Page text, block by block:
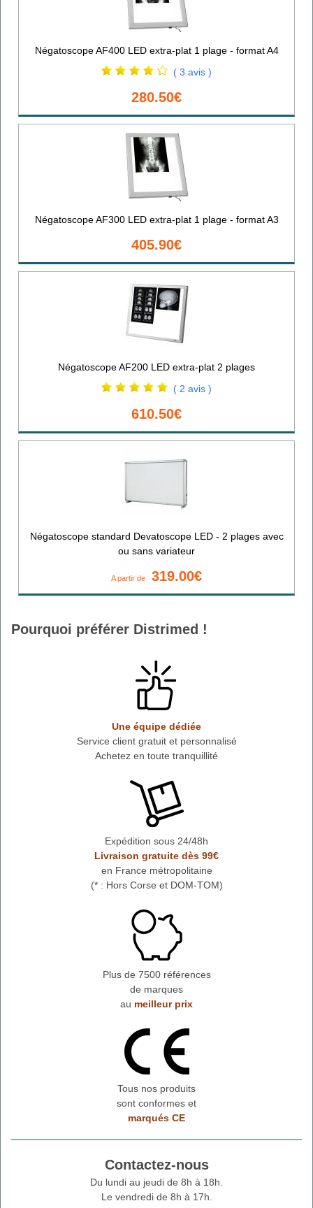
Négatoscope AF400 LED extra-plat 1 plage - format A4
( 3 avis )
280.50€
Négatoscope AF300 LED extra-plat 1 plage - format A3
405.90€
Négatoscope AF200 LED extra-plat 2 plages
( 2 avis )
610.50€
Négatoscope standard Devatoscope LED - 2 plages avec
ou sans variateur
A partir de 319.00€
Pourquoi préférer Distrimed !
Une équipe dédiée
Service client gratuit et personnalisé
Achetez en toute tranquillité
Expédition sous 24/48h
Livraison gratuite dès 99€
en France métropolitaine
(* : Hors Corse et DOM-TOM)
Plus de 7500 références
de marques
au meilleur prix
Tous nos produits
sont conformes et
marqués CE
Contactez-nous
Du lundi au jeudi de 8h à 18h.
Le vendredi de 8h à 17h.